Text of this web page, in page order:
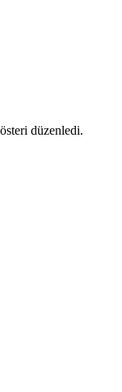
düzenledi.